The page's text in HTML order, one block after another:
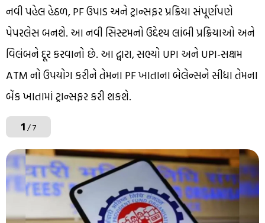
નવી પહેલ હેઠળ, PF ઉપાડ અને ટ્રાન્સફર પ્રક્રિયા સંપૂર્ણપણે
પેપરલેસ બનશે. આ નવી સિસ્ટમનો ઉદ્દેશ્ય લાંબી પ્રક્રિયાઓ અને
વિલંબને દૂર કરવાનો છે. આ દ્વારા, સભ્યો UPI અને UPI-સક્ષમ
ATM નો ઉપયોગ કરીને તેમના PF ખાતાના બેલેન્સને સીધા તેમના
બેંક ખાતામાં ટ્રાન્સફર કરી શકશે.
1/ 7